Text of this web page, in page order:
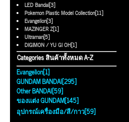
LED Bandai[3]
Pokemon Plastic Model Collection[11]
Evangelion[3]
MAZINGER Z[1]
Ultraman[5]
DIGIMON / YU GI OH[1]
Categories สินค้าทั้งหมด A-Z
Evangelion[1]
GUNDAM BANDAI[295]
Other BANDAI[59]
ของแต่ง GUNDAM[145]
อุปกรณ์เครื่องมือ/สี/กาว[59]